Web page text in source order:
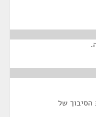
הסיבוך של